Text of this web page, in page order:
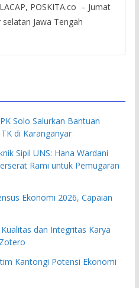
POSKITA.co – Jumat
Jawa Tengah
Solo Salurkan Bantuan
di Karanganyar
Sipil UNS: Hana Wardani
Rami untuk Pemugaran
Ekonomi 2026, Capaian
dan Integritas Karya
Kantongi Potensi Ekonomi